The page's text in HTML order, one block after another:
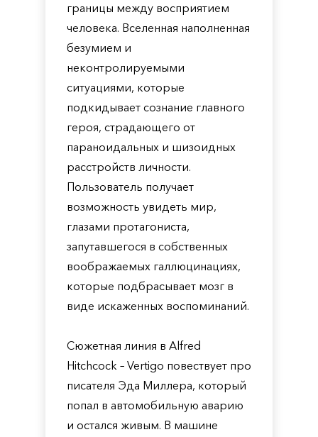
границы между восприятием
человека. Вселенная наполненная
безумием и
неконтролируемыми
ситуациями, которые
подкидывает сознание главного
героя, страдающего от
параноидальных и шизоидных
расстройств личности.
Пользователь получает
возможность увидеть мир,
глазами протагониста,
запутавшегося в собственных
воображаемых галлюцинациях,
которые подбрасывает мозг в
виде искаженных воспоминаний.
Сюжетная линия в Alfred
Hitchcock – Vertigo повествует про
писателя Эда Миллера, который
попал в автомобильную аварию
и остался живым. В машине